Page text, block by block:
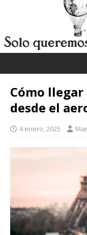
Cómo
desde el
4 enero, 2025